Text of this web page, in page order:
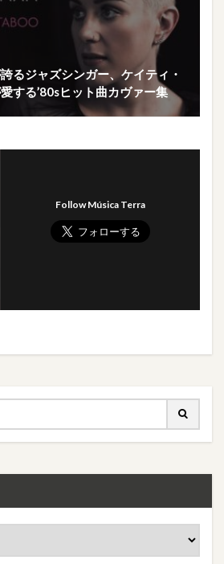
るジャズシンガー、ケイティ・
愛する’80sヒット曲カヴァー集
Follow Música Terra